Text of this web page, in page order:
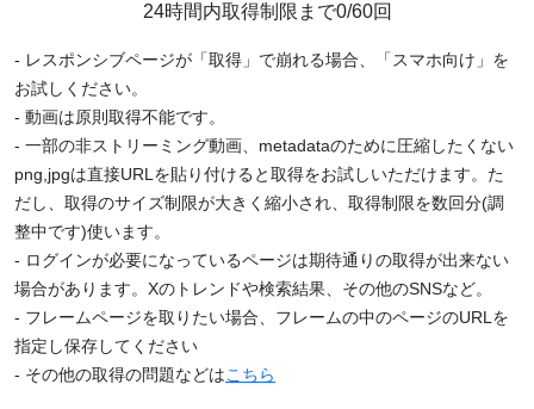
24時間内取得制限まで0/60回
- レスポンシブページが「取得」で崩れる場合、「スマホ向け」を
お試しください。
- 動画は原則取得不能です。
- 一部の非ストリーミング動画、metadataのために圧縮したくない
png,jpgは直接URLを貼り付けると取得をお試しいただけます。た
だし、取得のサイズ制限が大きく縮小され、取得制限を数回分(調
整中です)使います。
- ログインが必要になっているページは期待通りの取得が出来ない
場合があります。Xのトレンドや検索結果、その他のSNSなど。
- フレームページを取りたい場合、フレームの中のページのURLを
指定し保存してください
- その他の取得の問題などはこちら